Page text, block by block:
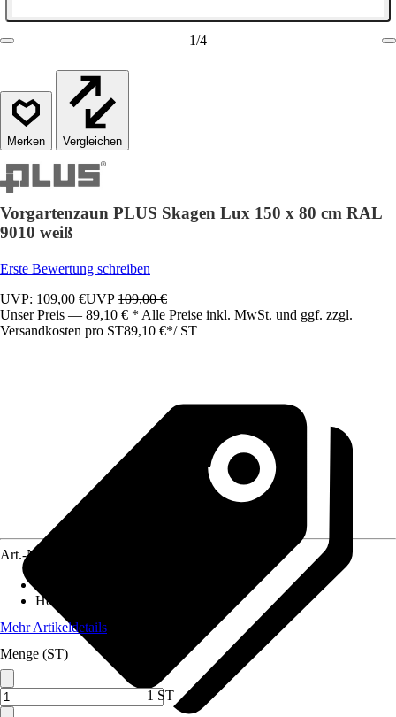
1/4
Vergleichen
Vorgartenzaun PLUS Skagen Lux 150 x 80 cm RAL
9010 weiß
Erste Bewertung schreiben
UVP: 109,00 €UVP109,00 €
Unser Preis — 89,10 € * Alle Preise inkl. MwSt. und ggf. zzgl.
Versandkosten pro ST89,10 €*/ ST
Art.-Nr.
Höhe
Mehr Artikeldetails
Menge (ST)
1 ST